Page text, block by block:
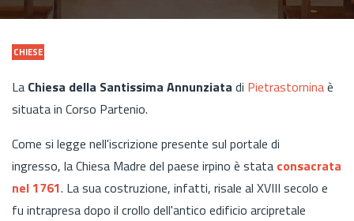
CHIESE
La Chiesa della Santissima Annunziata di Pietrastorninaè
situata in Corso Partenio.
Come si legge nell'iscrizione presente sul portale di
ingresso, la Chiesa Madre del paese irpino è stata consacrata
nel 1761. La sua costruzione, infatti, risale al XVIII secolo e
fu intrapresa dopo il crollo dell'antico edificio arcipretale